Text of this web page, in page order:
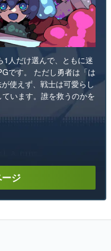
1人だけ選んで、ともに迷
です。 ただし勇者は「は
使えず、戦士は可愛らし
います。誰を救うのかを
ジ